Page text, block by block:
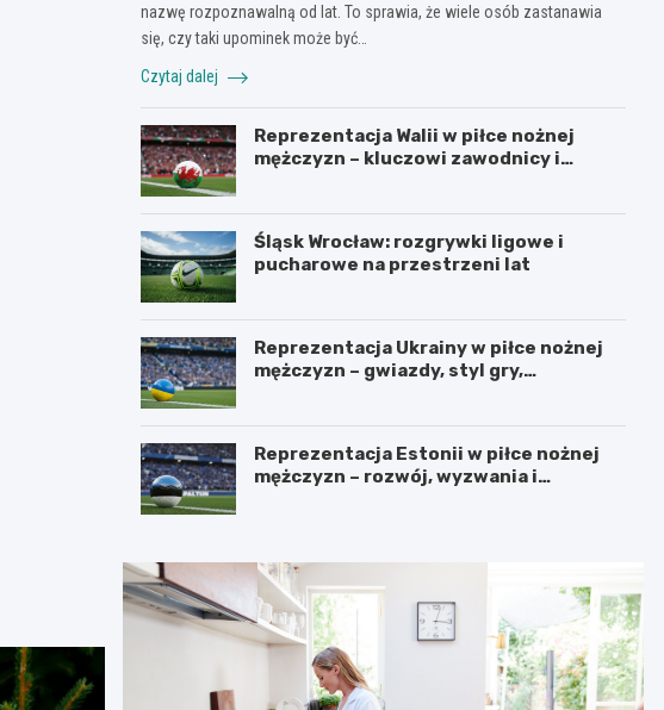
nazwę rozpoznawalną od lat. To sprawia, że wiele osób zastanawia
się, czy taki upominek może być…
Czytaj dalej
Reprezentacja Walii w piłce nożnej
mężczyzn – kluczowi zawodnicy i
Śląsk Wrocław: rozgrywki ligowe i
pucharowe na przestrzeni lat
Reprezentacja Ukrainy w piłce nożnej
mężczyzn – gwiazdy, styl gry,
Reprezentacja Estonii w piłce nożnej
mężczyzn – rozwój, wyzwania i